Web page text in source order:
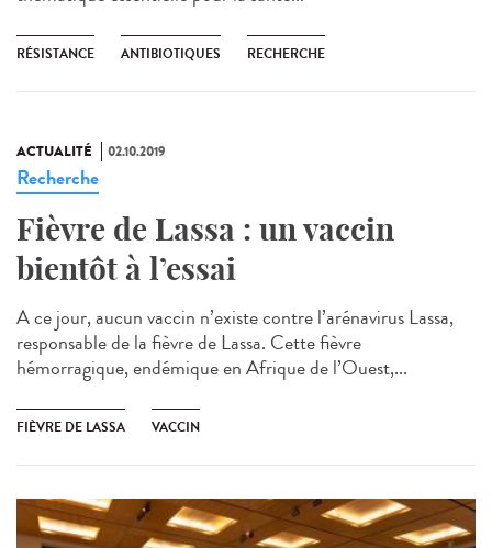
RÉSISTANCE ANTIBIOTIQUES RECHERCHE
ACTUALITÉ 02.10.2019
Recherche
Fièvre de Lassa : un vaccin
bientôt à l’essai
A ce jour, aucun vaccin n’existe contre l’arénavirus Lassa,
responsable de la fièvre de Lassa. Cette fièvre
hémorragique, endémique en Afrique de l’Ouest,...
FIÈVRE DE LASSA VACCIN